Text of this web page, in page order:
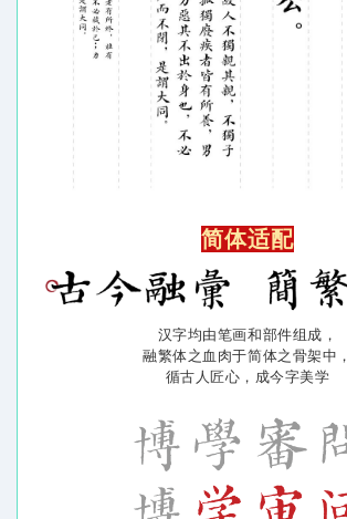
简体适配
汉字均由笔画和部件组成，
融繁体之血肉于简体之骨架中，
循古人匠心，成今字美学